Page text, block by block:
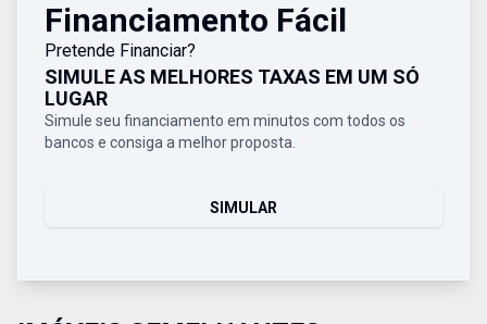
Financiamento Fácil
Pretende Financiar?
SIMULE AS MELHORES TAXAS EM UM SÓ
LUGAR
Simule seu financiamento em minutos com todos os
bancos e consiga a melhor proposta.
SIMULAR